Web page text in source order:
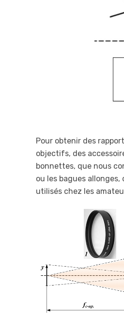
Pour obtenir des
objectifs, des
bonnettes, que nous
ou les bagues
utilisés chez les